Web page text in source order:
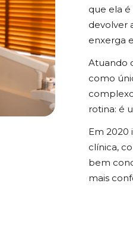
que ela é
devolver
enxerga
Atuando
como
rotina: é
Em 2020
clínica,
bem
mais